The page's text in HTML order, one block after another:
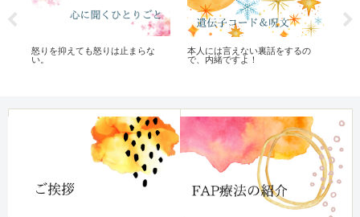
怒りを抑えても怒りは止まらな
い。
本人には言えない裏話をするの
で、内緒ですよ！